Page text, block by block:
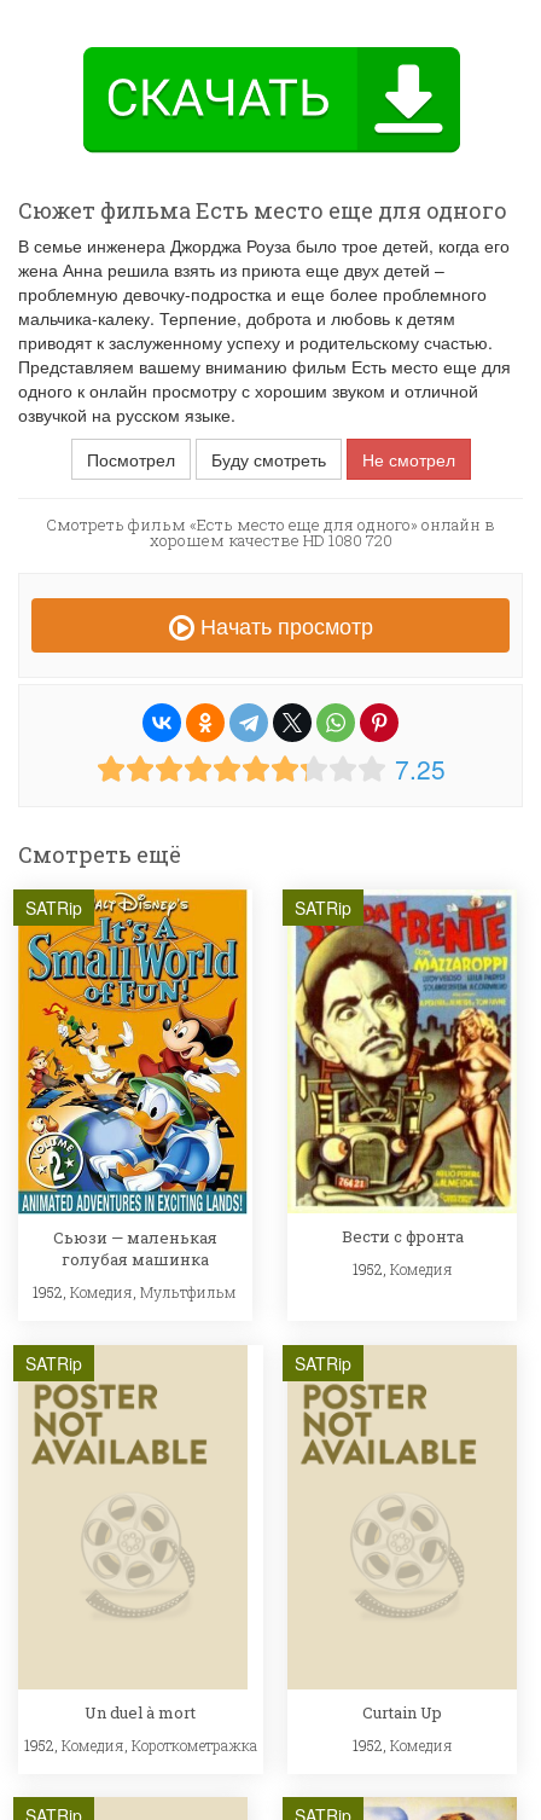
Сюжет фильма Есть место еще для одного
В семье инженера Джорджа Роуза было трое детей, когда его
жена Анна решила взять из приюта еще двух детей –
проблемную девочку-подростка и еще более проблемного
мальчика-калеку. Терпение, доброта и любовь к детям
приводят к заслуженному успеху и родительскому счастью.
Представляем вашему вниманию фильм Есть место еще для
одного к онлайн просмотру с хорошим звуком и отличной
озвучкой на русском языке.
Посмотрел
Буду смотреть Не смотрел
Смотреть фильм «Есть место еще для одного» онлайн в
хорошем качестве HD 1080 720
Начать просмотр
7.25
Смотреть ещё
SATRip
Сьюзи — маленькая
голубая машинка
1952,Комедия ,Мультфильм
SATRip
Вести с фронта
1952, Комедия
SATRip
Un duel à mort
1952, Комедия Короткометражка
SATRip
Curtain Up
1952, Комедия